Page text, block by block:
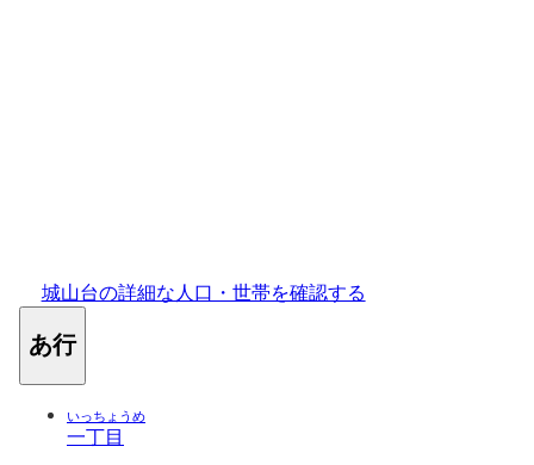
城山台の詳細な人口・世帯を確認する
あ行
いっちょうめ
一丁目